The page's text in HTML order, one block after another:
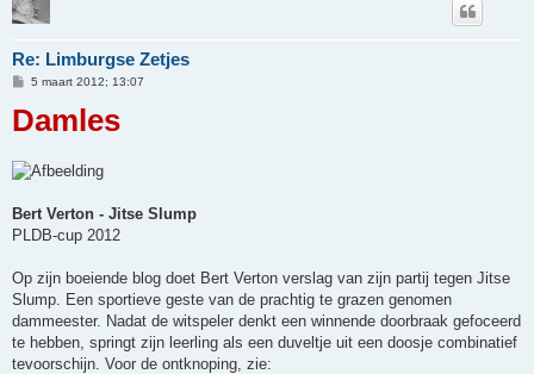
Re: Limburgse Zetjes
B
r
i
t
5 maart 2012; 13:07
Damles
Bert Verton - Jitse Slump
PLDB-cup 2012
Op zijn boeiende blog doet Bert Verton verslag van zijn partij tegen Jitse
Slump. Een sportieve geste van de prachtig te grazen genomen
dammeester. Nadat de witspeler denkt een winnende doorbraak gefoceerd
te hebben, springt zijn leerling als een duveltje uit een doosje combinatief
tevoorschijn. Voor de ontknoping, zie: